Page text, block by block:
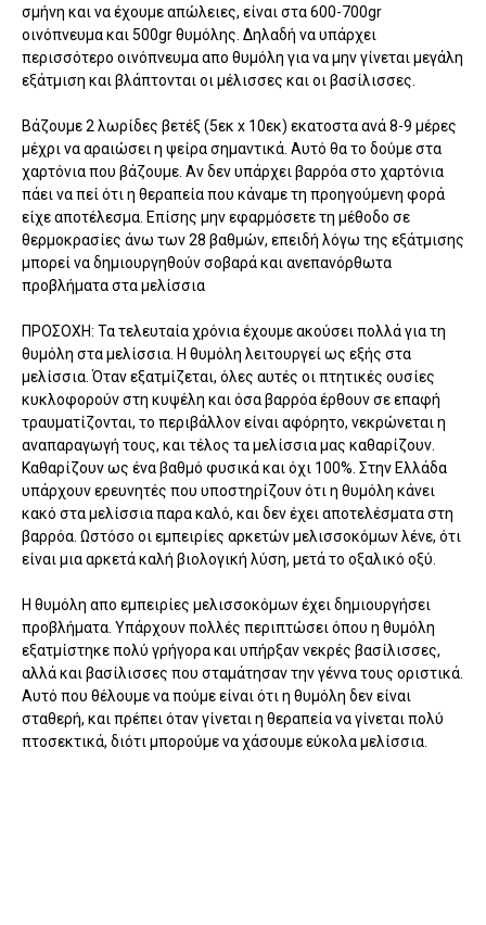
σμήνη και να έχουμε απώλειες, είναι στα 600-700gr
οινόπνευμα και 500gr θυμόλης. Δηλαδή να υπάρχει
περισσότερο οινόπνευμα απο θυμόλη για να μην γίνεται μεγάλη
εξάτμιση και βλάπτονται οι μέλισσες και οι βασίλισσες.
Βάζουμε 2 λωρίδες βετέξ (5εκ x 10εκ) εκατοστα ανά 8-9 μέρες
μέχρι να αραιώσει η ψείρα σημαντικά. Αυτό θα το δούμε στα
χαρτόνια που βάζουμε. Αν δεν υπάρχει βαρρόα στο χαρτόνια
πάει να πεί ότι η θεραπεία που κάναμε τη προηγούμενη φορά
είχε αποτέλεσμα. Επίσης μην εφαρμόσετε τη μέθοδο σε
θερμοκρασίες άνω των 28 βαθμών, επειδή λόγω της εξάτμισης
μπορεί να δημιουργηθούν σοβαρά και ανεπανόρθωτα
προβλήματα στα μελίσσια
ΠΡΟΣΟΧΗ: Τα τελευταία χρόνια έχουμε ακούσει πολλά για τη
θυμόλη στα μελίσσια. Η θυμόλη λειτουργεί ως εξής στα
μελίσσια. Όταν εξατμίζεται, όλες αυτές οι πτητικές ουσίες
κυκλοφορούν στη κυψέλη και όσα βαρρόα έρθουν σε επαφή
τραυματίζονται, το περιβάλλον είναι αφόρητο, νεκρώνεται η
αναπαραγωγή τους, και τέλος τα μελίσσια μας καθαρίζουν.
Καθαρίζουν ως ένα βαθμό φυσικά και όχι 100%. Στην Ελλάδα
υπάρχουν ερευνητές που υποστηρίζουν ότι η θυμόλη κάνει
κακό στα μελίσσια παρα καλό, και δεν έχει αποτελέσματα στη
βαρρόα. Ωστόσο οι εμπειρίες αρκετών μελισσοκόμων λένε, ότι
είναι μια αρκετά καλή βιολογική λύση, μετά το οξαλικό οξύ.
Η θυμόλη απο εμπειρίες μελισσοκόμων έχει δημιουργήσει
προβλήματα. Υπάρχουν πολλές περιπτώσει όπου η θυμόλη
εξατμίστηκε πολύ γρήγορα και υπήρξαν νεκρές βασίλισσες,
αλλά και βασίλισσες που σταμάτησαν την γέννα τους οριστικά.
Αυτό που θέλουμε να πούμε είναι ότι η θυμόλη δεν είναι
σταθερή, και πρέπει όταν γίνεται η θεραπεία να γίνεται πολύ
πτοσεκτικά, διότι μπορούμε να χάσουμε εύκολα μελίσσια.